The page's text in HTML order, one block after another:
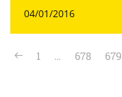
04/01/2016
1 … 678 679